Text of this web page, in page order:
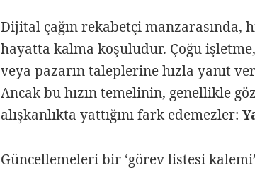
Dijital çağın rekabetçi manzarasında,
hayatta kalma koşuludur. Çoğu
veya pazarın taleplerine hızla yanıt
Ancak bu hızın temelinin, genellikle
alışkanlıkta yattığını fark edemezler:
Güncellemeleri bir ‘görev listesi